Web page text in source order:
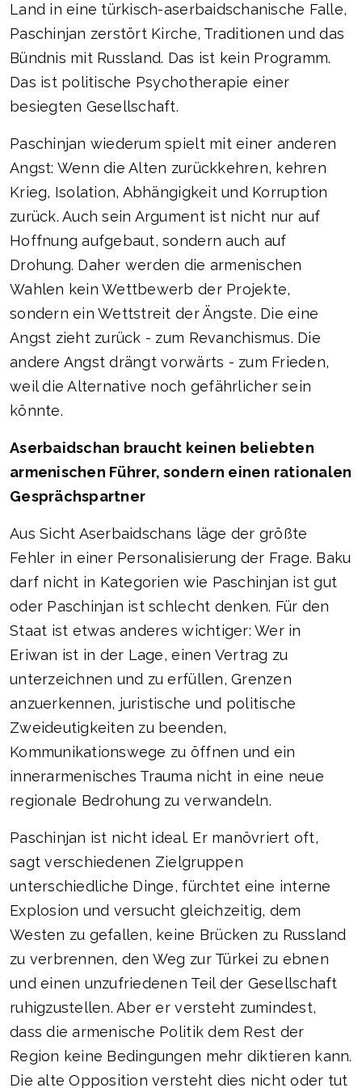
Land in eine türkisch-aserbaidschanische Falle,
Paschinjan zerstört Kirche, Traditionen und das
Bündnis mit Russland. Das ist kein Programm.
Das ist politische Psychotherapie einer
besiegten Gesellschaft.
Paschinjan wiederum spielt mit einer anderen
Angst: Wenn die Alten zurückkehren, kehren
Krieg, Isolation, Abhängigkeit und Korruption
zurück. Auch sein Argument ist nicht nur auf
Hoffnung aufgebaut, sondern auch auf
Drohung. Daher werden die armenischen
Wahlen kein Wettbewerb der Projekte,
sondern ein Wettstreit der Ängste. Die eine
Angst zieht zurück - zum Revanchismus. Die
andere Angst drängt vorwärts - zum Frieden,
weil die Alternative noch gefährlicher sein
könnte.
Aserbaidschan braucht keinen beliebten
armenischen Führer, sondern einen rationalen
Gesprächspartner
Aus Sicht Aserbaidschans läge der größte
Fehler in einer Personalisierung der Frage. Baku
darf nicht in Kategorien wie Paschinjan ist gut
oder Paschinjan ist schlecht denken. Für den
Staat ist etwas anderes wichtiger: Wer in
Eriwan ist in der Lage, einen Vertrag zu
unterzeichnen und zu erfüllen, Grenzen
anzuerkennen, juristische und politische
Zweideutigkeiten zu beenden,
Kommunikationswege zu öffnen und ein
innerarmenisches Trauma nicht in eine neue
regionale Bedrohung zu verwandeln.
Paschinjan ist nicht ideal. Er manövriert oft,
sagt verschiedenen Zielgruppen
unterschiedliche Dinge, fürchtet eine interne
Explosion und versucht gleichzeitig, dem
Westen zu gefallen, keine Brücken zu Russland
zu verbrennen, den Weg zur Türkei zu ebnen
und einen unzufriedenen Teil der Gesellschaft
ruhigzustellen. Aber er versteht zumindest,
dass die armenische Politik dem Rest der
Region keine Bedingungen mehr diktieren kann.
Die alte Opposition versteht dies nicht oder tut